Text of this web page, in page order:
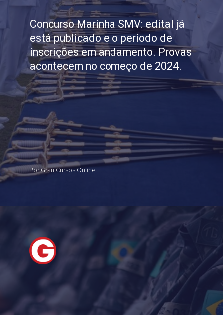
Concurso Marinha SMV: edital já
está publicado e o período de
inscrições em andamento. Provas
acontecem no começo de 2024.
Por Gran Cursos Online